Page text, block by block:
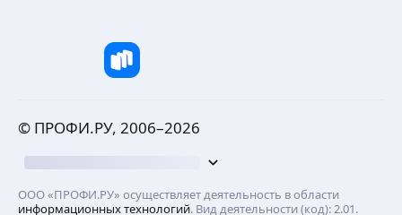
© ПРОФИ.РУ, 2006–2026
ООО «ПРОФИ.РУ» осуществляет деятельность в области
информационных технологий. Вид деятельности (код): 2.01.